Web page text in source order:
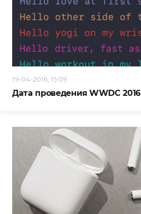
19-04-2016, 15:09
Дата проведения WWDC 2016